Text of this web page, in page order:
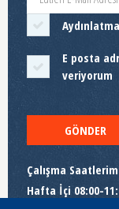
E posta
veriyorum
GÖNDER
Çalışma
Hafta İçi 08:00-